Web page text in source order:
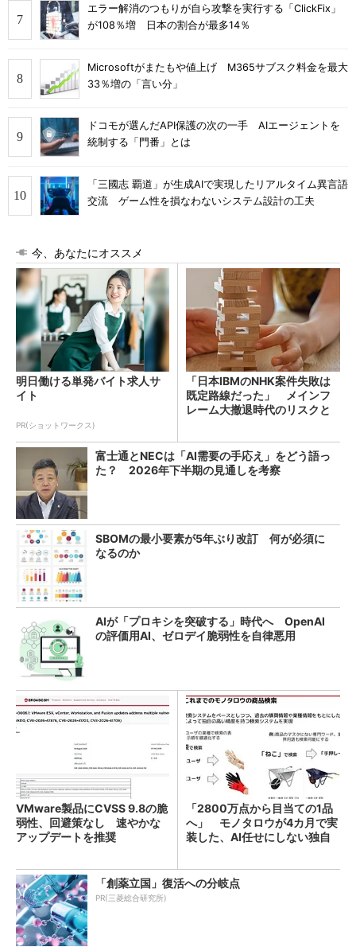
エラー解消のつもりが自ら攻撃を実行する「ClickFix」
が108％増 日本の割合が最多14％
Microsoftがまたもや値上げ M365サブスク料金を最大
33％増の「言い分」
ドコモが選んだAPI保護の次の一手 AIエージェントを
統制する「門番」とは
「三國志 覇道」が生成AIで実現したリアルタイム異言語
交流 ゲーム性を損なわないシステム設計の工夫
今、あなたにオススメ
明日働ける単発バイト求人サ
イト
PR(ショットワークス)
「日本IBMのNHK案件失敗は
既定路線だった」 メインフ
レーム大撤退時代のリスクと
富士通とNECは「AI需要の手応え」をどう語っ
た？ 2026年下半期の見通しを考察
SBOMの最小要素が5年ぶり改訂 何が必須に
なるのか
AIが「プロキシを突破する」時代へ OpenAI
の評価用AI、ゼロデイ脆弱性を自律悪用
VMware製品にCVSS 9.8の脆
弱性、回避策なし 速やかな
アップデートを推奨
「2800万点から目当ての1品
へ」 モノタロウが4カ月で実
装した、AI任せにしない独自
「創薬立国」復活への分岐点
PR(三菱総合研究所)